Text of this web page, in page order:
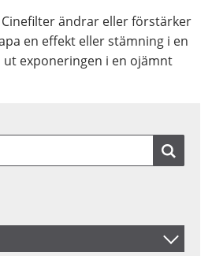
ändrar eller förstärker
en effekt eller stämning i en
ut exponeringen i en ojämnt